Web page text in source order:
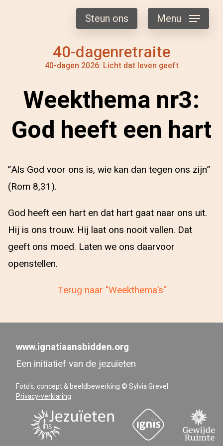
40-dagenretraite
40-dagen 2026: Licht dat leven geeft
Steun ons Menu
Weekthema nr3:
God heeft een hart
”Als God voor ons is, wie kan dan tegen ons zijn”
(Rom 8,31).
God heeft een hart en dat hart gaat naar ons uit.
Hij is ons trouw. Hij laat ons nooit vallen. Dat
geeft ons moed. Laten we ons daarvoor
openstellen.
Terug naar "Weekthema’s"
www.ignatiaansbidden.org
Een initiatief van de jezuïeten
Foto's: concept & beeldbewerking © Sylvia Grevel
Privacy-verklaring